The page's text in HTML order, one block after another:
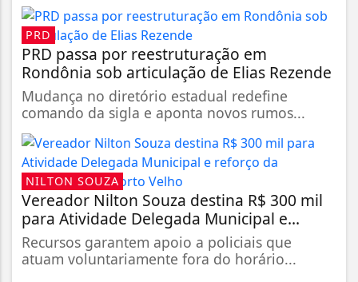
PRD
PRD passa por reestruturação em
Rondônia sob articulação de Elias Rezende
Mudança no diretório estadual redefine
comando da sigla e aponta novos rumos...
NILTON SOUZA
Vereador Nilton Souza destina R$ 300 mil
para Atividade Delegada Municipal e...
Recursos garantem apoio a policiais que
atuam voluntariamente fora do horário...